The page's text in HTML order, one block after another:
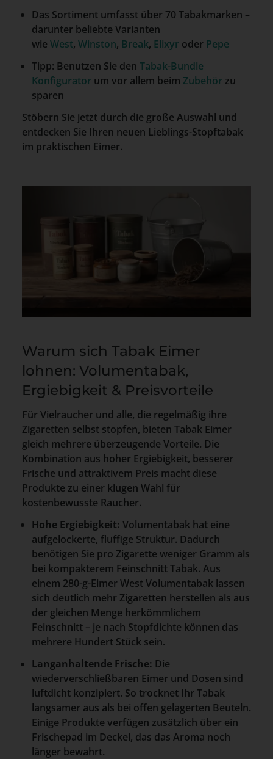
Das Sortiment umfasst über 70 Tabakmarken –
darunter beliebte Varianten
wie West, Winston, Break, Elixyr oder Pepe
Tipp: Benutzen Sie den Tabak-Bundle
Konfigurator um vor allem beim Zubehör zu
sparen
Stöbern Sie jetzt durch die große Auswahl und
entdecken Sie Ihren neuen Lieblings-Stopftabak
im praktischen Eimer.
Warum sich Tabak Eimer
lohnen: Volumentabak,
Ergiebigkeit & Preisvorteile
Für Vielraucher und alle, die regelmäßig ihre
Zigaretten selbst stopfen, bieten Tabak Eimer
gleich mehrere überzeugende Vorteile. Die
Kombination aus hoher Ergiebigkeit, besserer
Frische und attraktivem Preis macht diese
Produkte zu einer klugen Wahl für
kostenbewusste Raucher.
Hohe Ergiebigkeit: Volumentabak hat eine
aufgelockerte, fluffige Struktur. Dadurch
benötigen Sie pro Zigarette weniger Gramm als
bei kompakterem Feinschnitt Tabak. Aus
einem 280-g-Eimer West Volumentabak lassen
sich deutlich mehr Zigaretten herstellen als aus
der gleichen Menge herkömmlichem
Feinschnitt – je nach Stopfdichte können das
mehrere Hundert Stück sein.
Langanhaltende Frische: Die
wiederverschließbaren Eimer und Dosen sind
luftdicht konzipiert. So trocknet Ihr Tabak
langsamer aus als bei offen gelagerten Beuteln.
Einige Produkte verfügen zusätzlich über ein
Frischepad im Deckel, das das Aroma noch
länger bewahrt.